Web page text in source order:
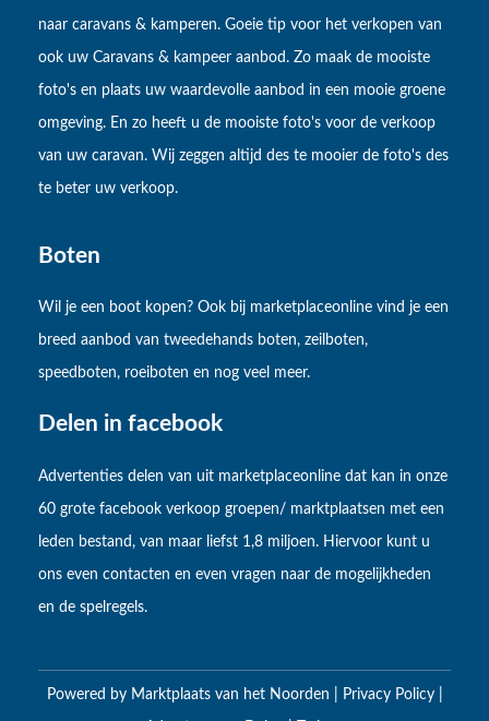
naar caravans & kamperen. Goeie tip voor het verkopen van
ook uw Caravans & kampeer aanbod. Zo maak de mooiste
foto's en plaats uw waardevolle aanbod in een mooie groene
omgeving. En zo heeft u de mooiste foto's voor de verkoop
van uw caravan. Wij zeggen altijd des te mooier de foto's des
te beter uw verkoop.
Boten
Wil je een boot kopen? Ook bij marketplaceonline vind je een
breed aanbod van tweedehands boten, zeilboten,
speedboten, roeiboten en nog veel meer.
Delen in facebook
Advertenties delen van uit marketplaceonline dat kan in onze
60 grote facebook verkoop groepen/ marktplaatsen met een
leden bestand, van maar liefst 1,8 miljoen. Hiervoor kunt u
ons even contacten en even vragen naar de mogelijkheden
en de spelregels.
Powered by Marktplaats van het Noorden Privacy Policy